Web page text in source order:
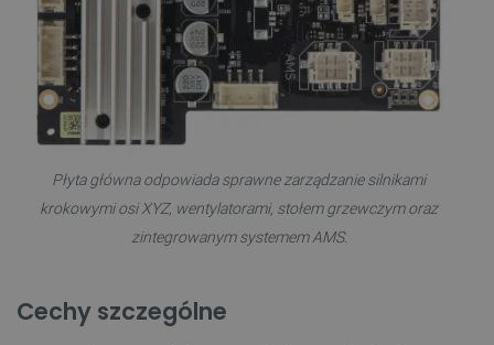
Płyta główna odpowiada sprawne zarządzanie silnikami
krokowymi osi XYZ, wentylatorami, stołem grzewczym oraz
zintegrowanym systemem AMS.
Cechy szczególne